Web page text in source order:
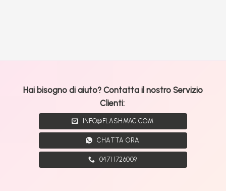
Hai bisogno di aiuto? Contatta il nostro Servizio
Clienti:
INFO@FLASHMAC.COM
CHATTA ORA
0471 1726009